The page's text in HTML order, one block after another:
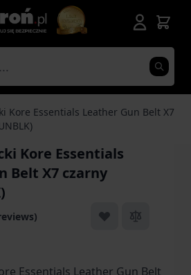
Kore Essentials Leather Gun Belt X7
Kore Essentials
Belt X7 czarny